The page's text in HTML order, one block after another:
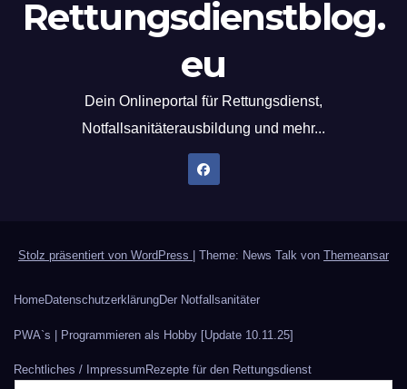
Rettungsdienstblog.
eu
Dein Onlineportal für Rettungsdienst,
Notfallsanitäterausbildung und mehr...
Stolz präsentiert von WordPress Theme: News Talk von Themeansar
HomeDatenschutzerklärungDer Notfallsanitäter
PWA`s | Programmieren als Hobby [Update 10.11.25]
Rechtliches / Impressum Rezepte für den Rettungsdienst